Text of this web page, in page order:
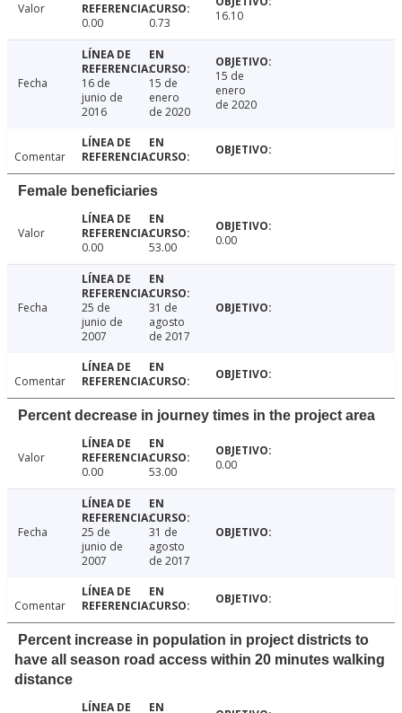
Valor
0.00
0.73 16.10
Fecha
16 de
junio de
2016
15 de
enero
de 2020
15 de
enero
de 2020
Comentar
Female beneficiaries
Valor
0.00
53.00 0.00
Fecha
25 de
junio de
2007
31 de
agosto
de 2017
Comentar
Percent decrease in journey times in the project area
Valor
0.00
53.00 0.00
Fecha
25 de
junio de
2007
31 de
agosto
de 2017
Comentar
Percent increase in population in project districts to
have all season road access within 20 minutes walking
distance